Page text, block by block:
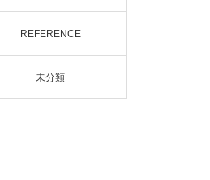
REFERENCE
未分類